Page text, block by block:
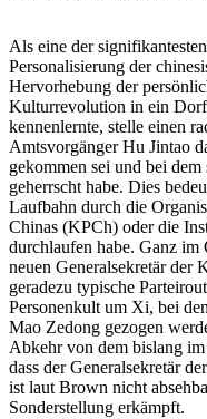
Als eine der
Personalisierung der
Hervorhebung der
Kulturrevolution in ein
kennenlernte, stelle einen
Amtsvorgänger Hu Jintao
gekommen sei und bei
geherrscht habe. Dies
Laufbahn durch die
Chinas (KPCh) oder die
durchlaufen habe. Ganz
neuen Generalsekretär der
geradezu typische
Personenkult um Xi, bei
Mao Zedong gezogen
Abkehr von dem bislang
dass der Generalsekretär
ist laut Brown nicht
Sonderstellung erkämpft.